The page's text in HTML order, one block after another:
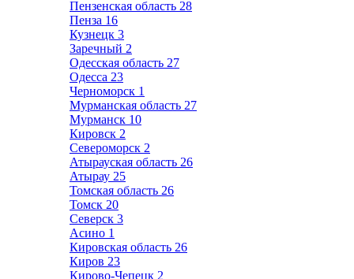
Пензенская область 28
Пенза 16
Кузнецк 3
Заречный 2
Одесская область 27
Одесса 23
Черноморск 1
Мурманская область 27
Мурманск 10
Кировск 2
Североморск 2
Атырауская область 26
Атырау 25
Томская область 26
Томск 20
Северск 3
Асино 1
Кировская область 26
Киров 23
Кирово-Чепецк 2